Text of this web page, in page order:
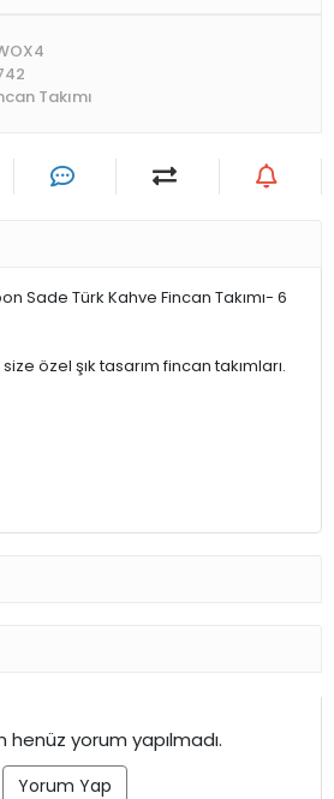
Takımı
Sade Türk Kahve Fincan Takımı- 6
özel şık tasarım fincan takımları.
henüz yorum yapılmadı.
Yorum Yap